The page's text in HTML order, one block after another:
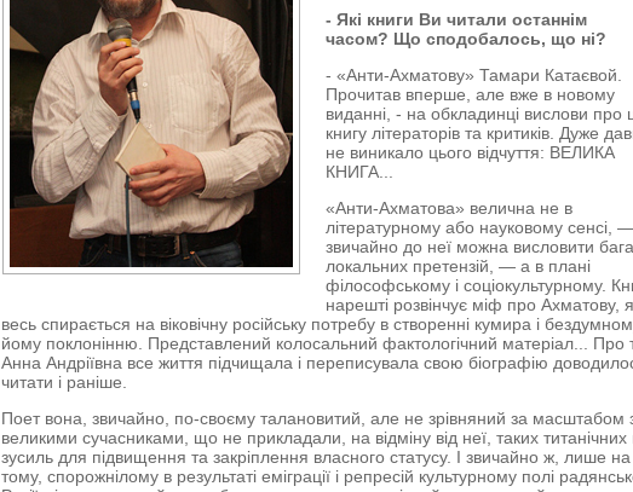
- Які книги Ви читали останнім
часом? Що сподобалось, що ні?
- «Анти-Ахматову» Тамари Катаєвой.
Прочитав вперше, але вже в новому
виданні, - на обкладинці вислови про
книгу літераторів та критиків. Дуже
не виникало цього відчуття: ВЕЛИКА
КНИГА...
«Анти-Ахматова» велична не в
літературному або науковому сенсі, —
звичайно до неї можна висловити
локальних претензій, — а в плані
філософському і соціокультурному.
нарешті розвінчує міф про Ахматову,
весь спирається на віковічну російську потребу в створенні кумира і
йому поклонінню. Представлений колосальний фактологічний матеріал... Про
Анна Андріївна все життя підчищала і переписувала свою біографію
читати і раніше.
Поет вона, звичайно, по-своєму талановитий, але не зрівняний за масштабом з
великими сучасниками, що не прикладали, на відміну від неї, таких титанічних
зусиль для підвищення та закріплення власного статусу. І звичайно ж, лише на
тому, спорожнілому в результаті еміграції і репресій культурному полі